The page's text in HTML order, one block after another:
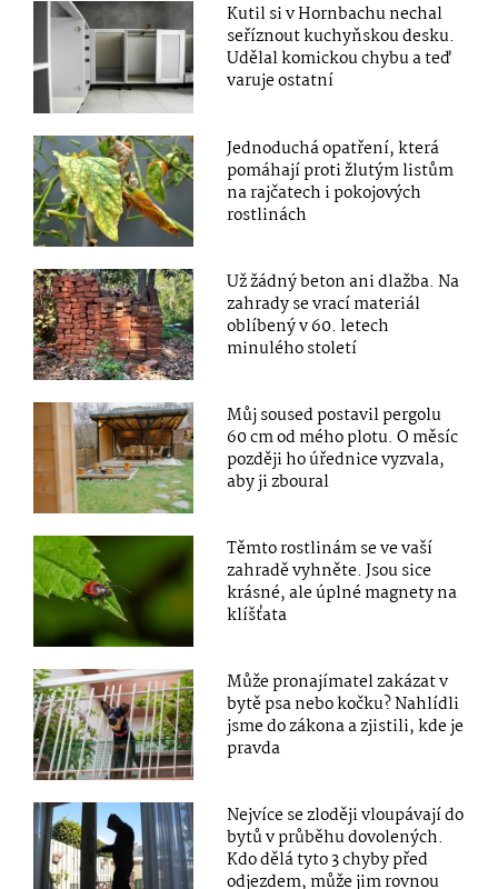
Kutil si v Hornbachu nechal
seříznout kuchyňskou desku.
Udělal komickou chybu a teď
varuje ostatní
Jednoduchá opatření, která
pomáhají proti žlutým listům
na rajčatech i pokojových
rostlinách
Už žádný beton ani dlažba. Na
zahrady se vrací materiál
oblíbený v 60. letech
minulého století
Můj soused postavil pergolu
60 cm od mého plotu. O měsíc
později ho úřednice vyzvala,
aby ji zboural
Těmto rostlinám se ve vaší
zahradě vyhněte. Jsou sice
krásné, ale úplné magnety na
klíšťata
Může pronajímatel zakázat v
bytě psa nebo kočku? Nahlídli
jsme do zákona a zjistili, kde je
pravda
Nejvíce se zloději vloupávají do
bytů v průběhu dovolených.
Kdo dělá tyto 3 chyby před
odjezdem, může jim rovnou